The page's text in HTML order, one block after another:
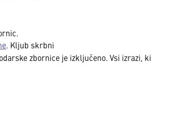
. Kljub skrbni
zbornice je izključeno. Vsi izrazi, ki se